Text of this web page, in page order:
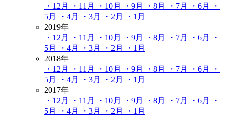
・12月
・11月 ・10月 ・9月 ・8月 ・7月 ・6月
・
5月
・4月 ・3月 ・2月
・1月
2019年
・12月
・11月 ・10月 ・9月 ・8月 ・7月 ・6月
・
5月
・4月 ・3月 ・2月
・1月
2018年
・12月
・11月 ・10月 ・9月 ・8月 ・7月 ・6月
・
5月
・4月 ・3月 ・2月
・1月
2017年
・12月
・11月 ・10月 ・9月 ・8月 ・7月 ・6月
・
5月
・4月 ・3月 ・2月
・1月